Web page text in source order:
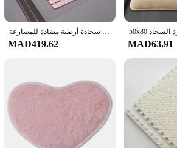
been easier with this mat's machine-
washing, making maintenance a breeze.
it's a versatile piece that can be used
resistance to stains and fading ensures that it
that your bathroom remains clean and
سجادة حمام غير قابلة للانزلاق، سجادة أرضية لغرفة الاستحمام قابلة للطي، سجادة أرضية مضادة للمصارعة
MAD419.62 MAD63.91